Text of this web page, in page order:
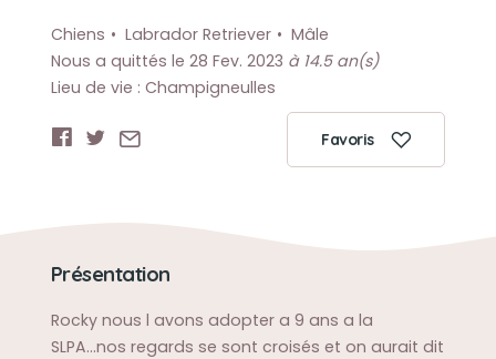
Chiens Labrador Retriever
Mâle
Nous a quittés le 28 Fev. 2023 à 14.5 an(s)
Lieu de vie : Champigneulles
Favoris
Présentation
Rocky nous l avons adopter a 9 ans a la
SLPA...nos regards se sont croisés et on aurait dit